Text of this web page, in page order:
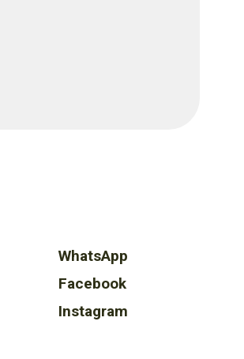
WhatsApp
Facebook
Instagram